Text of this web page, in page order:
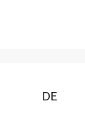
DE